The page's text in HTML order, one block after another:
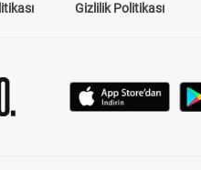
Gizlilik Politikası